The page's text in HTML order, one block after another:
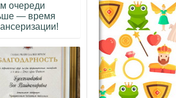
очереди
— время